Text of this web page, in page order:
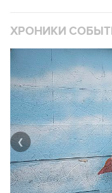
ХРОНИКИ
❮